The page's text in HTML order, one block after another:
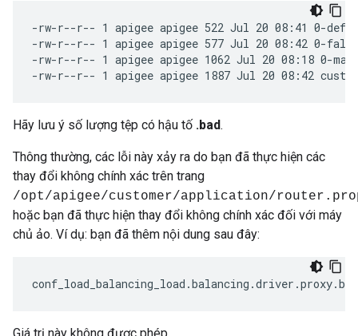
-rw-r--r-- 1 apigee apigee 522 Jul 20 08:41 0-
-rw-r--r-- 1 apigee apigee 577 Jul 20 08:42 0-
-rw-r--r-- 1 apigee apigee 1062 Jul 20 08:18 0-
-rw-r--r-- 1 apigee apigee 1887 Jul 20 08:42
Hãy lưu ý số lượng tệp có hậu tố .bad.
Thông thường, các lỗi này xảy ra do bạn đã thực hiện các
thay đổi không chính xác trên trang
/opt/apigee/customer/application/
hoặc bạn đã thực hiện thay đổi không chính xác đối với máy
chủ ảo. Ví dụ: bạn đã thêm nội dung sau đây:
conf_load_balancing_load .balancing .driver .proxy.